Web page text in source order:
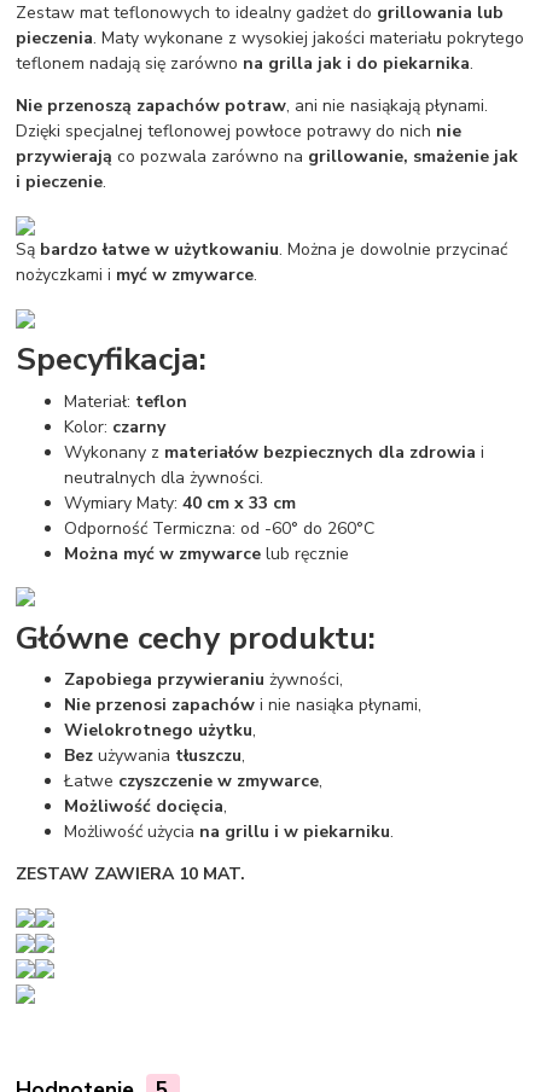
Zestaw mat teflonowych to idealny gadżet do grillowania lub
pieczenia. Maty wykonane z wysokiej jakości materiału pokrytego
teflonem nadają się zarówno na grilla jak i do piekarnika.
Nie przenoszą zapachów potraw, ani nie nasiąkają płynami.
Dzięki specjalnej teflonowej powłoce potrawy do nich nie
przywierają co pozwala zarówno na grillowanie, smażenie jak
i pieczenie.
Są bardzo łatwe w użytkowaniu. Można je dowolnie przycinać
nożyczkami i myć w zmywarce.
Specyfikacja:
Materiał: teflon
Kolor: czarny
Wykonany z materiałów bezpiecznych dla zdrowia i
neutralnych dla żywności.
Wymiary Maty:40 cm x 33 cm
Odporność Termiczna: od -60° do 260°C
Można myć w zmywarce lub ręcznie
Główne cechy produktu:
Zapobiega przywieraniu żywności,
Nie przenosi zapachów i nie nasiąka płynami,
Wielokrotnego użytku,
Bez używania tłuszczu,
Łatwe czyszczenie w zmywarce,
Możliwość docięcia,
Możliwość użycia na grillu i w piekarniku.
ZESTAW ZAWIERA 10 MAT.